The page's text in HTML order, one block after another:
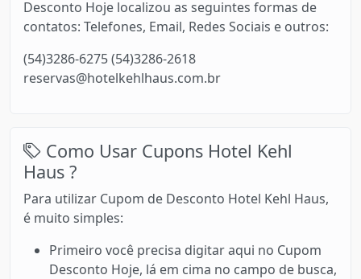
Desconto Hoje localizou as seguintes formas de
contatos: Telefones, Email, Redes Sociais e outros:
(54)3286-6275 (54)3286-2618
reservas@hotelkehlhaus.com.br
Como Usar Cupons Hotel Kehl
Haus ?
Para utilizar Cupom de Desconto Hotel Kehl Haus,
é muito simples:
Primeiro você precisa digitar aqui no Cupom
Desconto Hoje, lá em cima no campo de busca,